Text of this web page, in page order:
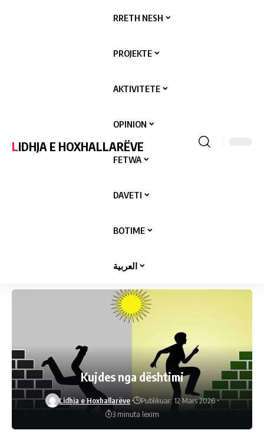
LIDHJA E HOXHALLARËVE
RRETH NESH
PROJEKTE
AKTIVITETE
OPINION
FETWA
DAVETI
BOTIME
العربية
Kujdes nga dështimi
Lidhja e Hoxhallarëve
Publikuar: 12 Mars 2026
3 minuta lexim